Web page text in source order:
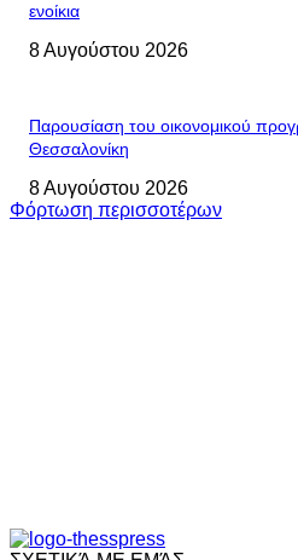
ενοίκια
8 Αυγούστου 2026
Παρουσίαση του οικονομικού
Θεσσαλονίκη
8 Αυγούστου 2026
Φόρτωση περισσοτέρων